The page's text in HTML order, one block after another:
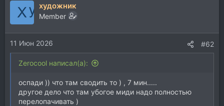
художник
Member
11 Июн 2026 #62
Zerocool написал(а):
оспади )) что там сводить то ) , 7 мин.....
другое дело что там убогое миди надо полностью
перелопачивать )